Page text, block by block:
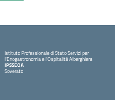
Istituto Professionale di Stato Servizi per
l'Enogastronomia e l'Ospitalità Alberghiera
IPSSEOA
Soverato